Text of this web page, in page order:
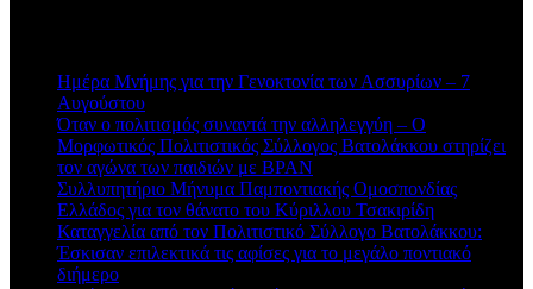
Ημέρα Μνήμης για την Γενοκτονία των Ασσυρίων – 7
Αυγούστου
Όταν ο πολιτισμός συναντά την αλληλεγγύη – Ο
Μορφωτικός Πολιτιστικός Σύλλογος Βατολάκκου στηρίζει
τον αγώνα των παιδιών με BPAN
Συλλυπητήριο Μήνυμα Παμποντιακής Ομοσπονδίας
Ελλάδος για τον θάνατο του Κύριλλου Τσακιρίδη
Καταγγελία από τον Πολιτιστικό Σύλλογο Βατολάκκου:
Έσκισαν επιλεκτικά τις αφίσες για το μεγάλο ποντιακό
διήμερο